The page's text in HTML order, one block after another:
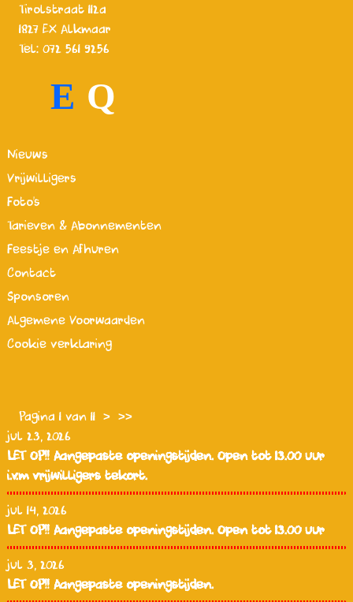
Tirolstraat 112a
1827 EX Alkmaar
Tel: 072 561 9256
E Q
Nieuws
Vrijwilligers
Foto's
Tarieven & Abonnementen
Feestje en Afhuren
Contact
Sponsoren
Algemene Voorwaarden
Cookie verklaring
Pagina 1 van 11 > >>
jul 23, 2026
LET OP!! Aangepaste openingstijden. Open tot 13.00 uur
i.v.m vrijwilligers tekort.
jul 14, 2026
LET OP!! Aangepaste openingstijden. Open tot 13.00 uur
jul 3, 2026
LET OP!! Aangepaste openingstijden.